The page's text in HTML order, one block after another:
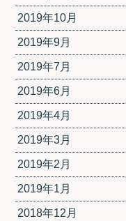
2019年10月
2019年9月
2019年7月
2019年6月
2019年4月
2019年3月
2019年2月
2019年1月
2018年12月